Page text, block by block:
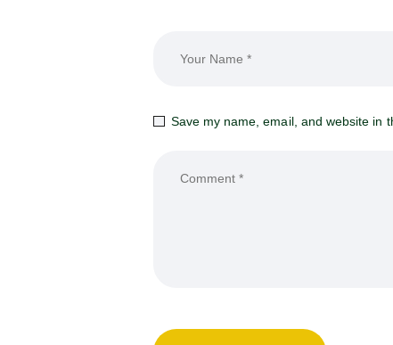
Save my name, email, and website in